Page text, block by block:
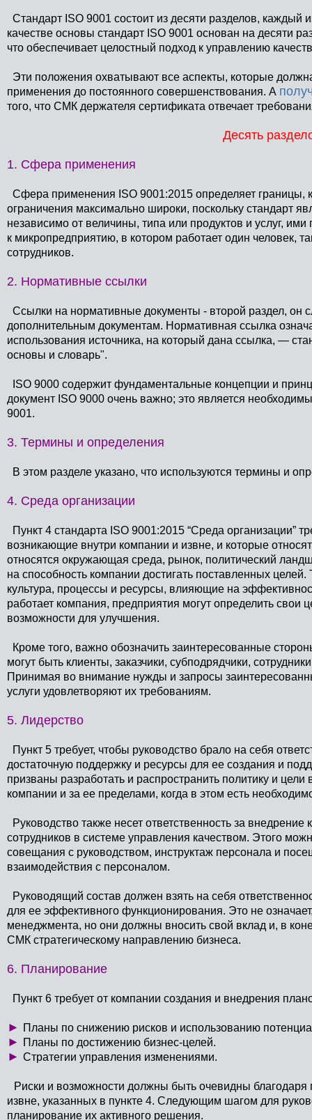
Стандарт ISO 9001 состоит из десяти разделов,
качестве основы стандарт ISO 9001 основан на десяти
что обеспечивает целостный подход к управлению
Эти положения охватывают все аспекты, которые
применения до постоянного совершенствования. А
того, что СМК держателя сертификата отвечает
Десять
1. Сфера применения
Сфера применения ISO 9001:2015 определяет границы,
ограничения максимально широки, поскольку стандарт
независимо от величины, типа или продуктов и услуг,
к микропредприятию, в котором работает один человек,
сотрудников.
2. Нормативные ссылки
Ссылки на нормативные документы - второй раздел, он
дополнительным документам. Нормативная ссылка
использования источника, на который дана ссылка, —
основы и словарь".
ISO 9000 содержит фундаментальные концепции и
документ ISO 9000 очень важно; это является
9001.
3. Термины и определения
В этом разделе указано, что используются термины и
4. Среда организации
Пункт 4 стандарта ISO 9001:2015 “Среда организации”
возникающие внутри компании и извне, и которые
относятся окружающая среда, рынок, политический
на способность компании достигать поставленных
культура, процессы и ресурсы, влияющие на
работает компания, предприятия могут определить
возможности для улучшения.
Кроме того, важно обозначить заинтересованные
могут быть клиенты, заказчики, субподрядчики,
Принимая во внимание нужды и запросы
услуги удовлетворяют их требованиям.
5. Лидерство
Пункт 5 требует, чтобы руководство брало на себя
достаточную поддержку и ресурсы для ее создания и
призваны разработать и распространить политику и
компании и за ее пределами, когда в этом есть
Руководство также несет ответственность за
сотрудников в системе управления качеством. Этого
совещания с руководством, инструктаж персонала и
взаимодействия с персоналом.
Руководящий состав должен взять на себя
для ее эффективного функционирования. Это не
менеджмента, но они должны вносить свой вклад и, в
СМК стратегическому направлению бизнеса.
6. Планирование
Пункт 6 требует от компании создания и внедрения
► Планы по снижению рисков и использованию
► Планы по достижению бизнес-целей.
► Стратегии управления изменениями.
Риски и возможности должны быть очевидны
извне, указанных в пункте 4. Следующим шагом для
планирование их активного решения.